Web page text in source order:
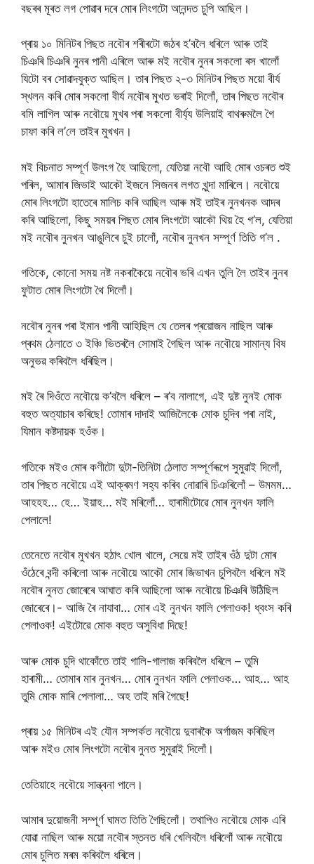
বছৰৰ মূৰত লগ পোৱাৰ দৰে মোৰ লিংগটো আনন্দত চুপি আছিল।
প্ৰায় ১০ মিনিটৰ পিছত নবৌৰ শৰীৰটো জঠৰ হ’বলৈ ধৰিলে আৰু তাই
চিঞৰি চিঞৰি নুনৰ পানী এৰিলে আৰু মই নবৌৰ নুনৰ সকলো ৰস খালোঁ
যিটো বৰ সোৱাদযুক্ত আছিল। তাৰ পিছত ২-৩ মিনিটৰ পিছত ময়ো বীৰ্য
স্খলন কৰি মোৰ সকলো বীৰ্য নবৌৰ মুখত ভৰাই দিলোঁ, তাৰ পিছত নবৌৰ
বমি লাগিল আৰু নবৌয়ে মুখৰ পৰা সকলো বীৰ্য্য উলিয়াই বাথৰুমলৈ গৈ
চাফা কৰি ল’লে তাইৰ মুখখন।
মই বিচনাত সম্পূৰ্ণ উলংগ হৈ আছিলো, যেতিয়া নবৌ আহি মোৰ ওচৰত শুই
পৰিল, আমাৰ জিভাই আকৌ ইজনে সিজনৰ লগত খুন্দা মাৰিলে। নবৌয়ে
মোৰ লিংগটো হাতেৰে মালিচ কৰি আছিল আৰু মই তাইৰ নুনখনক আদৰ
কৰি আছিলো, কিছু সময়ৰ পিছত মোৰ লিংগটো আকৌ থিয় হৈ গ’ল, যেতিয়া
মই নবৌৰ নুনখন আঙুলিৰে চুই চালোঁ, নবৌৰ নুনখন সম্পূৰ্ণ তিতি গ’ল .
গতিকে, কোনো সময় নষ্ট নকৰাকৈয়ে নবৌৰ ভৰি এখন তুলি লৈ তাইৰ নুনৰ
ফুটাত মোৰ লিংগটো থৈ দিলোঁ।
নবৌৰ নুনৰ পৰা ইমান পানী আহিছিল যে তেলৰ প্ৰয়োজন নাছিল আৰু
প্ৰথম ঠেলাতে ৩ ইঞ্চি ভিতৰলৈ সোমাই গৈছিল আৰু নবৌয়ে সামান্য বিষ
অনুভৱ কৰিবলৈ ধৰিছিল।
মই ৰৈ দিওঁতে নবৌয়ে ক’বলৈ ধৰিলে – ৰ’ব নালাগে, এই দুষ্ট নুনই মোক
বহুত অত্যাচাৰ কৰিছে! তোমাৰ দাদাই আজিলৈকে মোক চুদিব পৰা নাই,
যিমান কষ্টদায়ক হওঁক।
গতিকে মইও মোৰ কণীটো দুটা-তিনিটা ঠেলাত সম্পূৰ্ণৰূপে সুমুৱাই দিলোঁ,
তাৰ পিছত নবৌয়ে এই আক্ৰমণ সহ্য কৰিব নোৱাৰি চিঞৰিলোঁ – উমমম…
আহহহ… হে… ইয়াহ… মই মৰিলোঁ… হাৰামীটোৱে মোৰ নুনখন ফালি
পেলালে!
তেনেতে নবৌৰ মুখখন হঠাৎ খোল খালে, সেয়ে মই তাইৰ ওঁঠ দুটা মোৰ
ওঁঠেৰে বন্দী কৰিলো আৰু নবৌয়ে আকৌ মোৰ জিভাখন চুপিবলৈ ধৰিলে মই
নবৌৰ নুনত জোৰেৰে আঘাত কৰি আছিলো আৰু নবৌয়ে চিঞৰি উঠিছিল
জোৰেৰে।- আজি ৰৈ নাযাবা… মোৰ এই নুনখন ফালি পেলাওক! ধ্বংস কৰি
পেলাওক! এইটোৱে মোক বহুত অসুবিধা দিছে!
আৰু মোক চুদি থাকোঁতে তাই গালি-গালাজ কৰিবলৈ ধৰিলে – তুমি
হাৰামী… তোমাৰ মাৰ নুনখন… মোৰ নুনখন ফালি পেলাওক… আহ… আহ
তুমি মোক মাৰি পেলালা… অহ তাই মৰি গৈছে!
প্ৰায় ১৫ মিনিটৰ এই যৌন সম্পৰ্কত নবৌয়ে দুবাৰকৈ অৰ্গাজম কৰিছিল
আৰু মইও মোৰ লিংগটো নবৌৰ নুনত সুমুৱাই দিলোঁ।
তেতিয়াহে নবৌয়ে সান্ত্বনা পালে।
আমাৰ দুয়োজনী সম্পূৰ্ণ ঘামত তিতি গৈছিলোঁ। তথাপিও নবৌয়ে মোক এৰি
যোৱা নাছিল আৰু ময়ো নবৌৰ স্তনত ধৰি খেলিবলৈ ধৰিলোঁ আৰু নবৌয়ে
মোৰ চুলিত মৰম কৰিবলৈ ধৰিলে।